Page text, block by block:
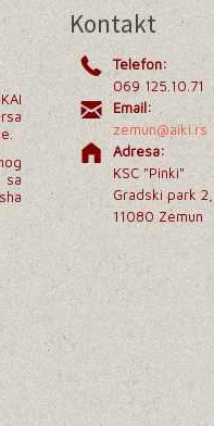
Kontakt
Telefon:
069 125.10.71
Email:
zemun@aiki.rs
Adresa:
KSC "Pinki"
Gradski park 2,
11080 Zemun